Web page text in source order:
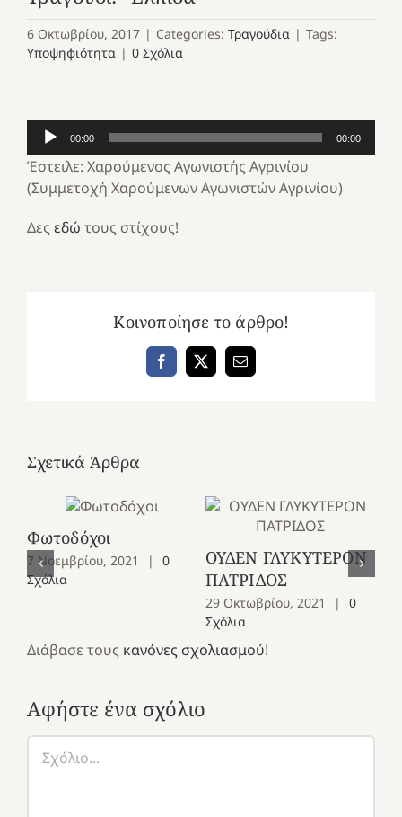
6 Οκτωβρίου, 2017 | Categories: Τραγούδια | Tags:
Υποψηφιότητα | 0 Σχόλια
Πρόγραμμα
Αναπαραγωγής
Ήχου
00:00 00:00
Έστειλε: Χαρούμενος Αγωνιστής Αγρινίου
(Συμμετοχή Χαρούμενων Αγωνιστών Αγρινίου)
Δες εδώ τους στίχους!
Κοινοποίησε το άρθρο!
Facebook
X Email
Σχετικά Άρθρα
Φωτοδόχοι
7 Νοεμβρίου, 2021 |
0
Σχόλια
ΟΥΔΕΝ ΓΛΥΚΥΤΕΡΟΝ
ΠΑΤΡΙΔΟΣ
29 Οκτωβρίου, 2021 |
0
Σχόλια
Διάβασε τους κανόνες σχολιασμού!
Αφήστε ένα σχόλιο